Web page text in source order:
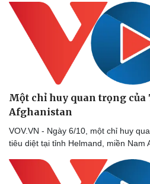
Một chỉ huy quan trọng của
Afghanistan
VOV.VN - Ngày 6/10, một chỉ huy
tiêu diệt tại tỉnh Helmand, miền Nam